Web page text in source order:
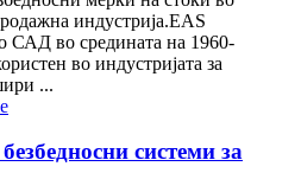
индустрија.EAS
САД во средината на 1960-
во индустријата за
...
системи за